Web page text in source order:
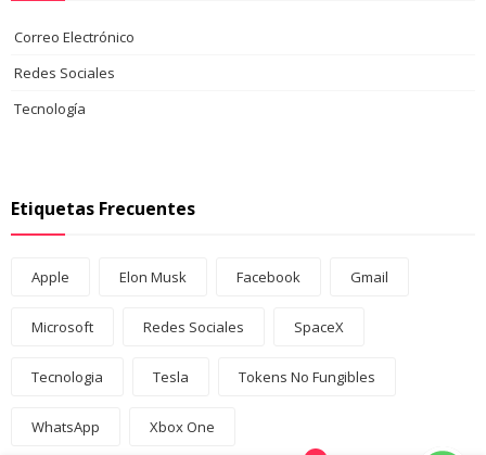
Correo Electrónico
Redes Sociales
Tecnología
Etiquetas Frecuentes
Apple Elon Musk Facebook Gmail
Microsoft Redes Sociales SpaceX
Tecnologia Tesla Tokens No Fungibles
WhatsApp Xbox One